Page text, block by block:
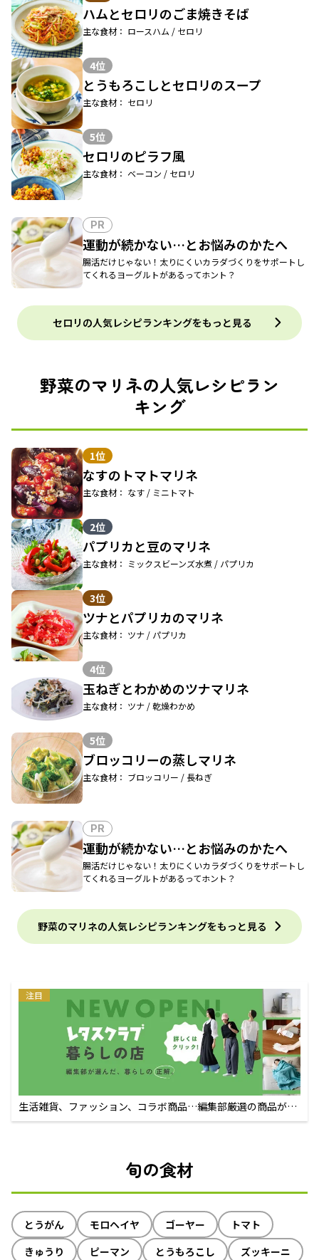
ハムとセロリのごま焼きそば
主な食材： ロースハム / セロリ
4位
とうもろこしとセロリのスープ
主な食材： セロリ
5位
セロリのピラフ風
主な食材： ベーコン / セロリ
PR
運動が続かない…とお悩みのかたへ
腸活だけじゃない！太りにくいカラダづくりをサポートし
てくれるヨーグルトがあるってホント？
セロリの人気レシピランキングをもっと見る
野菜のマリネの人気レシピラン
キング
1位
なすのトマトマリネ
主な食材： なす / ミニトマト
2位
パプリカと豆のマリネ
主な食材： ミックスビーンズ水煮 / パプリカ
3位
ツナとパプリカのマリネ
主な食材： ツナ / パプリカ
4位
玉ねぎとわかめのツナマリネ
主な食材： ツナ / 乾燥わかめ
5位
ブロッコリーの蒸しマリネ
主な食材： ブロッコリー / 長ねぎ
PR
運動が続かない…とお悩みのかたへ
腸活だけじゃない！太りにくいカラダづくりをサポートし
てくれるヨーグルトがあるってホント？
野菜のマリネの人気レシピランキングをもっと見る
注目
生活雑貨、ファッション、コラボ商品…編集部厳選の商品が買
えるECサイト
旬の食材
とうがん モロヘイヤ ゴーヤー
トマト
きゅうり
ピーマン とうもろこし ズッキーニ